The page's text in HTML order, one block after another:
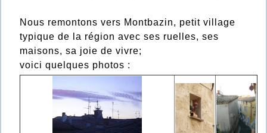
Nous remontons vers Montbazin, petit village
typique de la région avec ses ruelles, ses
maisons, sa joie de vivre;
voici quelques photos :